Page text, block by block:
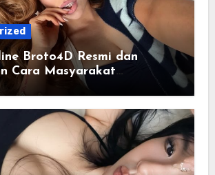
Broto4D Resmi dan
Cara Masyarakat
Informasi Berbasis Data